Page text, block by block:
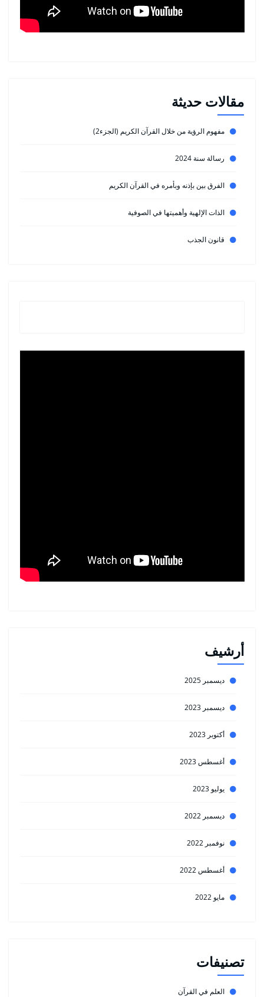
مقالات حديثة
مفهوم الرؤية من خلال القرآن الكريم (الجزء2)
رسالة سنة 2024
الفرق بين بإذنه وبأمره في القرآن الكريم
الذات الإلهية وأهميتها في الصوفية
قانون الجذب
أرشيف
ديسمبر 2025
ديسمبر 2023
أكتوبر 2023
أغسطس 2023
يوليو 2023
ديسمبر 2022
نوفمبر 2022
أغسطس 2022
مايو 2022
تصنيفات
العلم في القرآن